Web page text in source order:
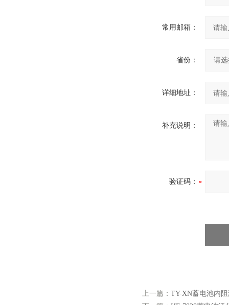
常用邮箱：
省份：
详细地址：
补充说明：
验证码：
上一篇： TY-XN蓄电池内